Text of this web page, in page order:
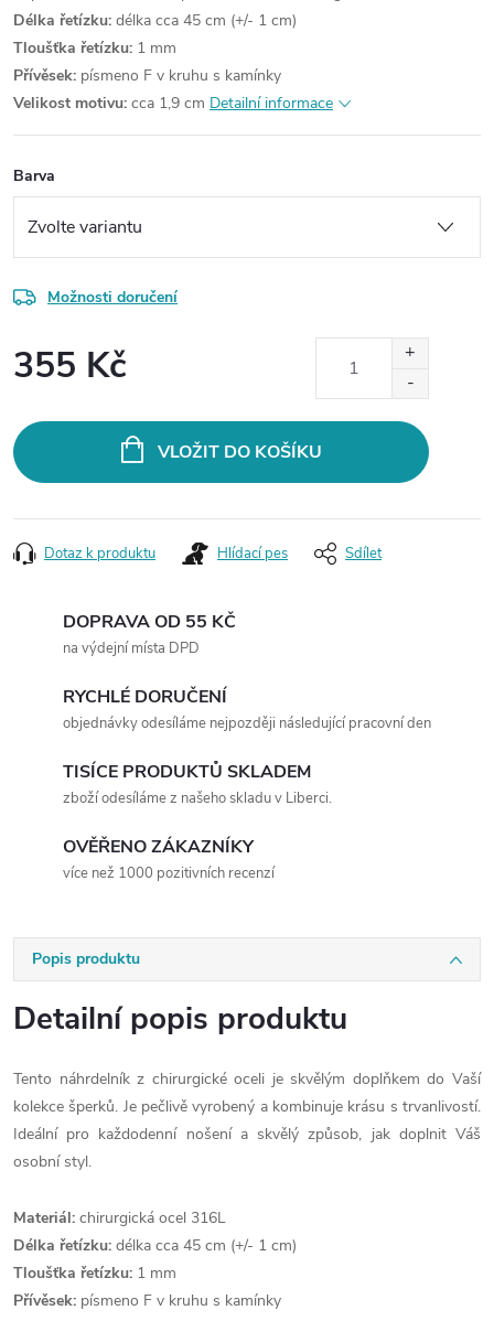
Délka řetízku: délka cca 45 cm (+/- 1 cm)
Tloušťka řetízku: 1 mm
Přívěsek: písmeno F v kruhu s kamínky
Velikost motivu: cca 1,9 cm Detailní informace
Barva
Možnosti doručení
355 Kč
VLOŽIT DO KOŠÍKU
Dotaz k produktu Hlídací pes Sdílet
DOPRAVA OD 55 KČ
na výdejní místa DPD
RYCHLÉ DORUČENÍ
objednávky odesíláme nejpozději následující pracovní den
TISÍCE PRODUKTŮ SKLADEM
zboží odesíláme z našeho skladu v Liberci.
OVĚŘENO ZÁKAZNÍKY
více než 1000 pozitivních recenzí
Popis produktu
Detailní popis produktu
Tento náhrdelník z chirurgické oceli je skvělým doplňkem do Vaší
kolekce šperků. Je pečlivě vyrobený a kombinuje krásu s trvanlivostí.
Ideální pro každodenní nošení a skvělý způsob, jak doplnit Váš
osobní styl.
Materiál: chirurgická ocel 316L
Délka řetízku: délka cca 45 cm (+/- 1 cm)
Tloušťka řetízku: 1 mm
Přívěsek: písmeno F v kruhu s kamínky